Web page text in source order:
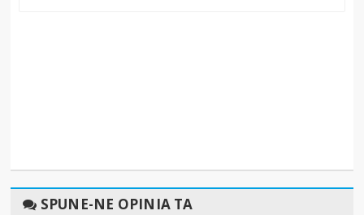
SPUNE-NE OPINIA TA